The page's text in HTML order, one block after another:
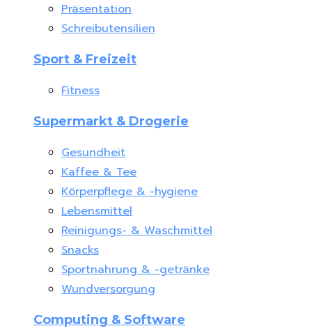
Präsentation
Schreibutensilien
Sport & Freizeit
Fitness
Supermarkt & Drogerie
Gesundheit
Kaffee & Tee
Körperpflege & -hygiene
Lebensmittel
Reinigungs- & Waschmittel
Snacks
Sportnahrung & -getränke
Wundversorgung
Computing & Software